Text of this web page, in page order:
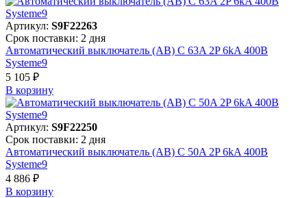
Артикул: S9F22263
Срок поставки: 2 дня
Автоматический выключатель (АВ) C 63A 2P 6kA 400В
Systeme9
5 105 ₽
В корзинy
Артикул: S9F22250
Срок поставки: 2 дня
Автоматический выключатель (АВ) C 50A 2P 6kA 400В
Systeme9
4 886 ₽
В корзинy